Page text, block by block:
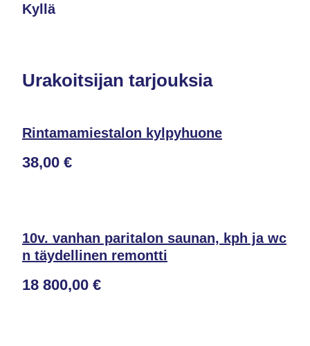
Kyllä
Urakoitsijan tarjouksia
Rintamamiestalon kylpyhuone
38,00 €
10v. vanhan paritalon saunan, kph ja wc
n täydellinen remontti
18 800,00 €